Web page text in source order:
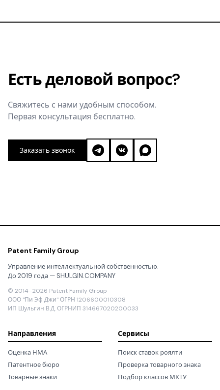
Есть деловой вопрос?
Свяжитесь с нами удобным способом.
Первая консультация бесплатно.
Заказать звонок
Patent Family Group
Управление интеллектуальной собственностью.
До 2019 года — SHULGIN.COMPANY
© 2014–2026 Patent Family Group
ООО "Пи Эф Джи" ОГРН 1206600010308
ИП Шульгин В.Д. ОГРНИП 314667020200033
Направления
Оценка НМА
Патентное бюро
Товарные знаки
Сервисы
Поиск ставок роялти
Проверка товарного знака
Подбор классов МКТУ